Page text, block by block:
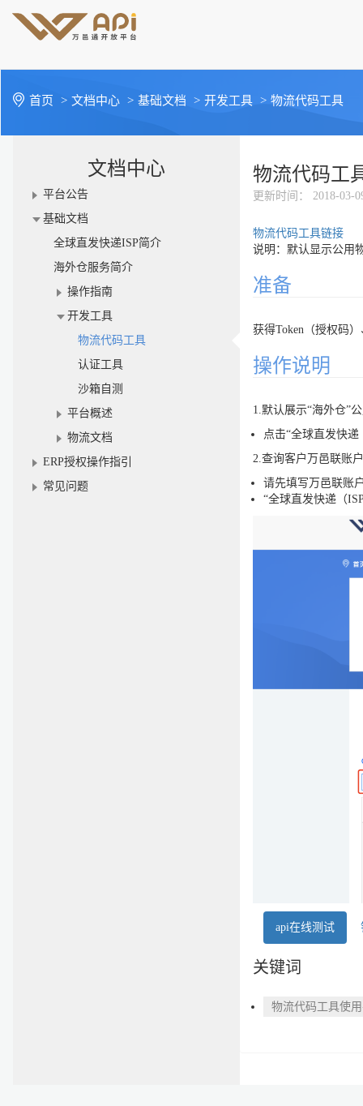
首页 > 文档中心 > 基础文档 > 开发工具 > 物流代码工具
文档中心
平台公告
基础文档
全球直发快递ISP简介
海外仓服务简介
操作指南
开发工具
物流代码工具
认证工具
沙箱自测
平台概述
物流文档
ERP授权操作指引
常见问题
物流代码工
更新时间 ： 2018-03-
物流代码工具链接
说明：默认显示公用
准备
获得Token（授权码
操作说明
1.默认展示“海外仓”
点击“全球直发快
2.查询客户万邑联账
请先填写万邑联账
“全球直发快递（
api在线测试
关键词
物流代码工具使